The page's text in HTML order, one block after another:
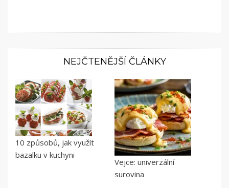
NEJČTENĚJŠÍ ČLÁNKY
10 způsobů, jak využít
bazalku v kuchyni
Vejce: univerzální
surovina